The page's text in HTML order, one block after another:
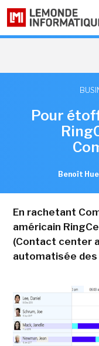
Pour
Benoît
En rachetant
américain
(Contact center
automatisée